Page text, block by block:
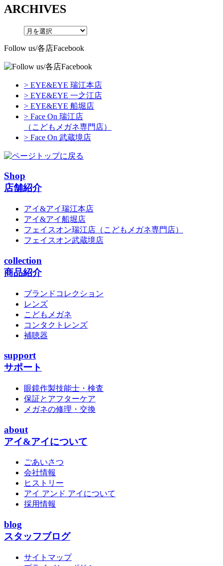
ARCHIVES
Follow us/各店Facebook
> EYE&EYE 瑞江本店
> EYE&EYE 一之江店
> EYE&EYE 船堀店
> Face On 瑞江店
（こどもメガネ専門店）
> Face On 武蔵境店
Shop
店舗紹介
アイ&アイ瑞江本店
アイ&アイ船堀店
フェイスオン瑞江店 （こどもメガネ専門店）
フェイスオン武蔵境店
collection
商品紹介
ブランドコレクション
レンズ
こどもメガネ
コンタクトレンズ
補聴器
support
サポート
眼鏡作製技能士・検査
保証とアフターケア
メガネの修理・交換
about
アイ&アイについて
ごあいさつ
会社情報
ヒストリー
アイ アンド アイについて
採用情報
blog
スタッフブログ
サイトマップ